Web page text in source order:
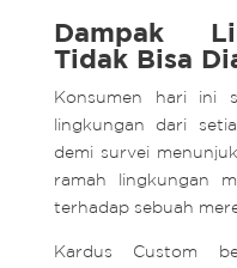
Dampak
Tidak Bisa
Konsumen hari ini
lingkungan dari
demi survei
ramah lingkungan
terhadap sebuah
Kardus Custom